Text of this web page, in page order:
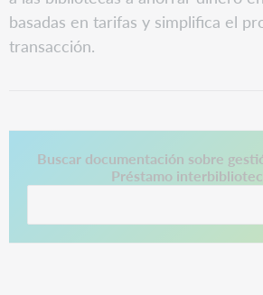
basadas en tarifas y simplifica el
transacción.
Buscar documentación sobre
Préstamo
Este enlace se abre en una pestaña nueva.